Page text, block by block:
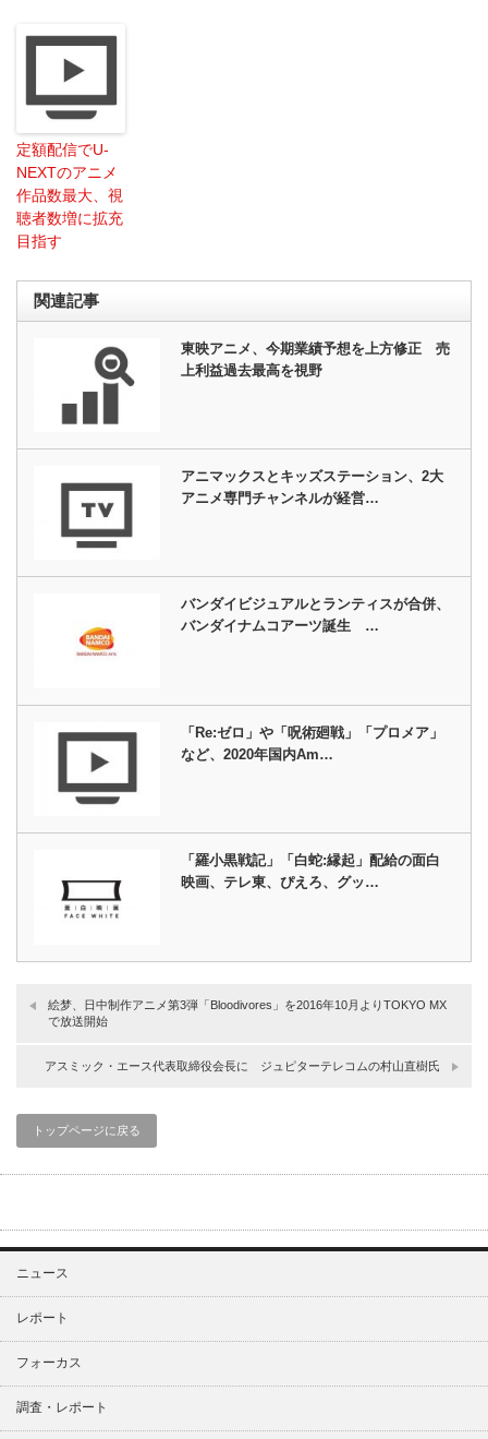
定額配信でU-
NEXTのアニメ
作品数最大、視
聴者数増に拡充
目指す
関連記事
東映アニメ、今期業績予想を上方修正 売
上利益過去最高を視野
アニマックスとキッズステーション、2大
アニメ専門チャンネルが経営…
バンダイビジュアルとランティスが合併、
バンダイナムコアーツ誕生 …
「Re:ゼロ」や「呪術廻戦」「プロメア」
など、2020年国内Am…
「羅小黒戦記」「白蛇:縁起」配給の面白
映画、テレ東、ぴえろ、グッ…
絵梦、日中制作アニメ第3弾「Bloodivores」を2016年10月よりTOKYO MX
で放送開始
アスミック・エース代表取締役会長に ジュピターテレコムの村山直樹氏
トップページに戻る
ニュース
レポート
フォーカス
調査・レポート